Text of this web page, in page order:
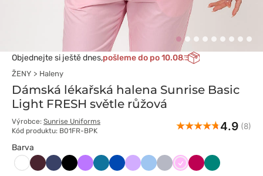
Objednejte si ještě dnes,pošleme do po 10.08
ŽENY Haleny
Dámská lékařská halena Sunrise Basic
Light FRESH světle růžová
Výrobce: Sunrise Uniforms
Kód produktu: B01FR-BPK
4.9 (8)
Barva
Biały Burgundowy
CiemnyCzarnyFioletowyKaraibskiKrólewskiLawendowy
Niebieski
Popielaty
RóżowyŚliwkowy
Zielony